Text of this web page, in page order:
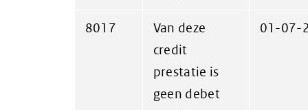
8017
Van deze
credit
prestatie is
geen debet
01-07-